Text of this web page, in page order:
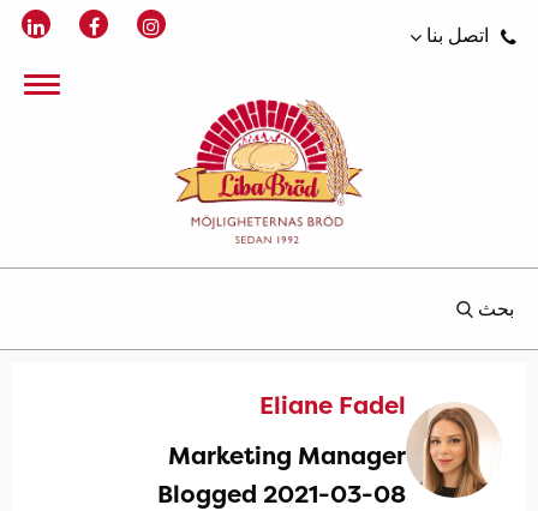
اتصل بنا
بحث
Eliane Fadel
Marketing Manager
Blogged 2021-03-08